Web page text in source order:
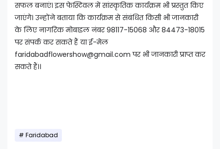
सफल बनाएं। इस फेस्टिवल में सांस्कृतिक कार्यक्रम भी प्रस्तुत किए
जाएंगे। उन्होंने बताया कि कार्यक्रम से संबंधित किसी भी जानकारी
के लिए नागरिक मोबाइल नंबर 98117-15068 और 84473-18015
पर संपर्क कर सकते हैं या ई-मेल
faridabadflowershow@gmail.com पर भी जानकारी प्राप्त कर
सकते हैं।।
Faridabad